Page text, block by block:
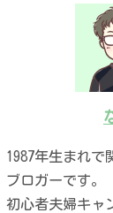
1987年生まれで
ブロガーです。
初心者夫婦キャ